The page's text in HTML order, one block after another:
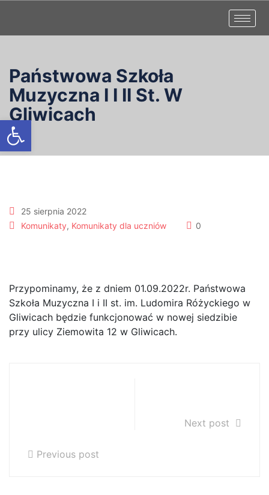
Otwórz pasek narzędzi
Państwowa Szkoła
Muzyczna I I II St. W
Gliwicach
25 sierpnia 2022
Komunikaty, Komunikaty dla uczniów 0
Przypominamy, że z dniem 01.09.2022r. Państwowa
Szkoła Muzyczna I i II st. im. Ludomira Różyckiego w
Gliwicach będzie funkcjonować w nowej siedzibie
przy ulicy Ziemowita 12 w Gliwicach.
Previous post
Next post